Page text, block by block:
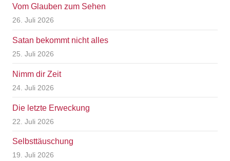
Vom Glauben zum Sehen
26. Juli 2026
Satan bekommt nicht alles
25. Juli 2026
Nimm dir Zeit
24. Juli 2026
Die letzte Erweckung
22. Juli 2026
Selbsttäuschung
19. Juli 2026